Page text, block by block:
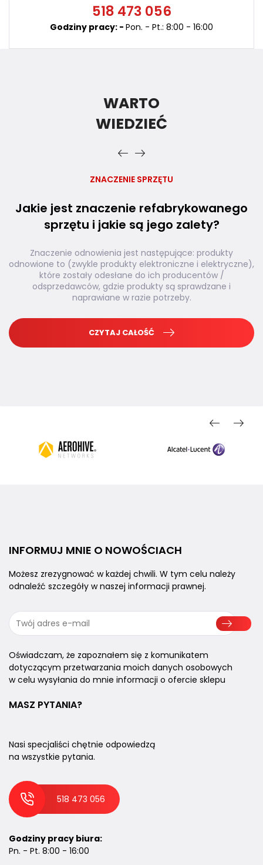
518 473 056
Godziny pracy: - Pon. - Pt.: 8:00 - 16:00
WARTO
WIEDZIEĆ
ZNACZENIE SPRZĘTU
Jakie jest znaczenie refabrykowanego
sprzętu i jakie są jego zalety?
Znaczenie odnowienia jest następujące: produkty
odnowione to (zwykle produkty elektroniczne i elektryczne),
które zostały odesłane do ich producentów /
odsprzedawców, gdzie produkty są sprawdzane i
naprawiane w razie potrzeby.
CZYTAJ CAŁOŚĆ
INFORMUJ MNIE O NOWOŚCIACH
Możesz zrezygnować w każdej chwili. W tym celu należy
odnaleźć szczegóły w naszej informacji prawnej.
Oświadczam, że zapoznałem się z komunikatem
dotyczącym przetwarzania moich danych osobowych
w celu wysyłania do mnie informacji o ofercie sklepu
MASZ PYTANIA?
Nasi specjaliści chętnie odpowiedzą
na wszystkie pytania.
518 473 056
Godziny pracy biura:
Pn. - Pt. 8:00 - 16:00